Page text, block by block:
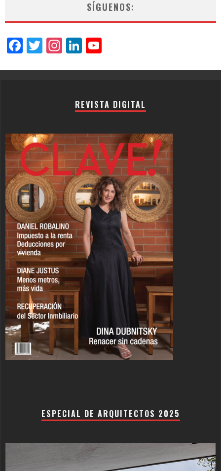
SÍGUENOS:
Facebook
Twitter
Instagram
LinkedIn
REVISTA DIGITAL
ESPECIAL DE ARQUITECTOS 2025